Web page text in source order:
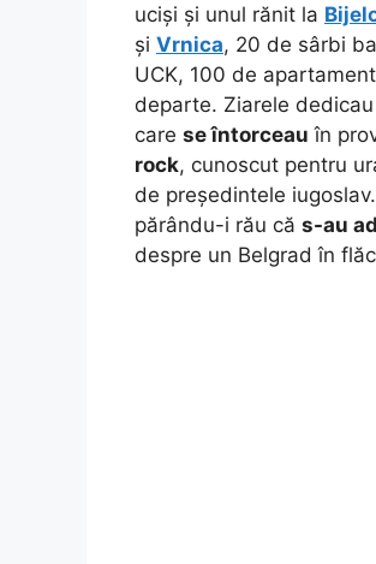
uciși și unul rănit la
și Vrnica, 20 de sârbi
UCK, 100 de
departe. Ziarele
care se întorceau în
rock, cunoscut pentru
de președintele
părându-i rău că s-au
despre un Belgrad în